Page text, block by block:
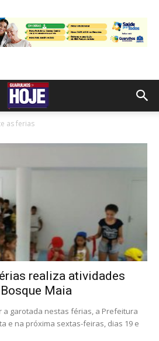
as ferias
realiza atividades
Maia
a garotada nestas férias, a Prefeitura
e na próxima sextas-feiras, dias 19 e